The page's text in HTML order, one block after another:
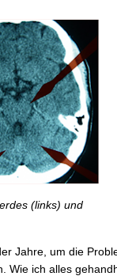
(links) und
Jahre, um die
Wie ich alles